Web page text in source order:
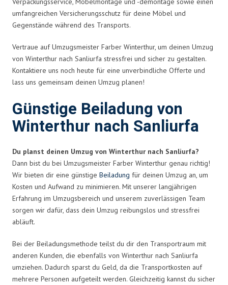
umfangreichen Versicherungsschutz für deine Möbel und
Gegenstände während des Transports.
Vertraue auf Umzugsmeister Farber Winterthur, um deinen Umzug
von Winterthur nach Sanliurfa stressfrei und sicher zu gestalten.
Kontaktiere uns noch heute für eine unverbindliche Offerte und
lass uns gemeinsam deinen Umzug planen!
Günstige Beiladung von
Winterthur nach Sanliurfa
Du planst deinen Umzug von Winterthur nach Sanliurfa?
Dann bist du bei Umzugsmeister Farber Winterthur genau richtig!
Wir bieten dir eine günstige Beiladung für deinen Umzug an, um
Kosten und Aufwand zu minimieren. Mit unserer langjährigen
Erfahrung im Umzugsbereich und unserem zuverlässigen Team
sorgen wir dafür, dass dein Umzug reibungslos und stressfrei
abläuft.
Bei der Beiladungsmethode teilst du dir den Transportraum mit
anderen Kunden, die ebenfalls von Winterthur nach Sanliurfa
umziehen. Dadurch sparst du Geld, da die Transportkosten auf
mehrere Personen aufgeteilt werden. Gleichzeitig kannst du sicher